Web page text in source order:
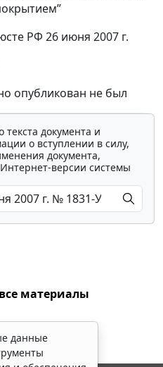
РФ 26 июня 2007 г.
опубликован не был
текста документа и
о вступлении в силу,
документа,
версии системы
материалы
данные